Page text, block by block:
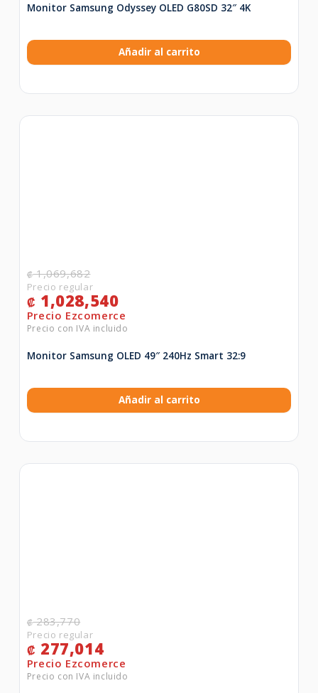
Monitor Samsung Odyssey OLED G80SD 32″ 4K
Añadir al carrito
₡1,069,682
₡ 1,028,540
Monitor Samsung OLED 49″ 240Hz Smart 32:9
Añadir al carrito
₡283,770
₡ 277,014